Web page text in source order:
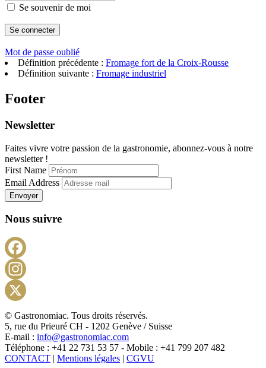
Se souvenir de moi
Mot de passe oublié
Définition précédente : Fromage fort de la Croix-Rousse
Définition suivante : Fromage industriel
Footer
Newsletter
Faites vivre votre passion de la gastronomie, abonnez-vous à notre
newsletter !
First Name
Email Address
Envoyer
Nous suivre
X
© Gastronomiac. Tous droits réservés.
5, rue du Prieuré CH - 1202 Genève / Suisse
E-mail : info@gastronomiac.com
Téléphone : +41 22 731 53 57 - Mobile : +41 799 207 482
CONTACT | Mentions légales | CGVU